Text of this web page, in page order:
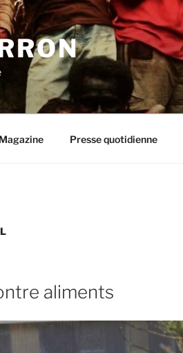
Magazine Presse quotidienne
aliments